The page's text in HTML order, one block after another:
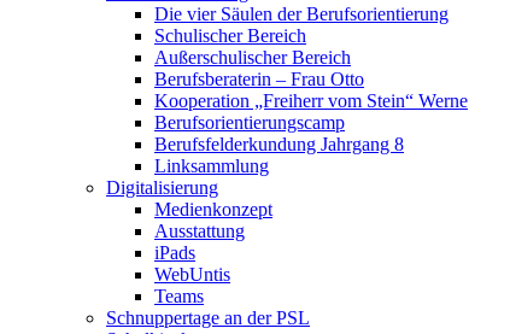
Die vier Säulen der Berufsorientierung
Schulischer Bereich
Außerschulischer Bereich
Berufsberaterin – Frau Otto
Kooperation „Freiherr vom Stein“ Werne
Berufsorientierungscamp
Berufsfelderkundung Jahrgang 8
Linksammlung
Digitalisierung
Medienkonzept
Ausstattung
iPads
WebUntis
Teams
Schnuppertage an der PSL